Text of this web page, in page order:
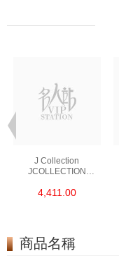
J Collection
JCOLLECTION
RDDI 0.48 CT18KR
4,411.00
商品名稱